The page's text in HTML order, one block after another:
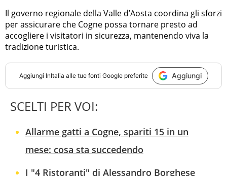
Il governo regionale della Valle d’Aosta coordina gli sforzi
per assicurare che Cogne possa tornare presto ad
accogliere i visitatori in sicurezza, mantenendo viva la
tradizione turistica.
Aggiungi InItalia alle tue fonti Google preferite Aggiungi
SCELTI PER VOI:
Allarme gatti a Cogne, spariti 15 in un
mese: cosa sta succedendo
I "4 Ristoranti" di Alessandro Borghese